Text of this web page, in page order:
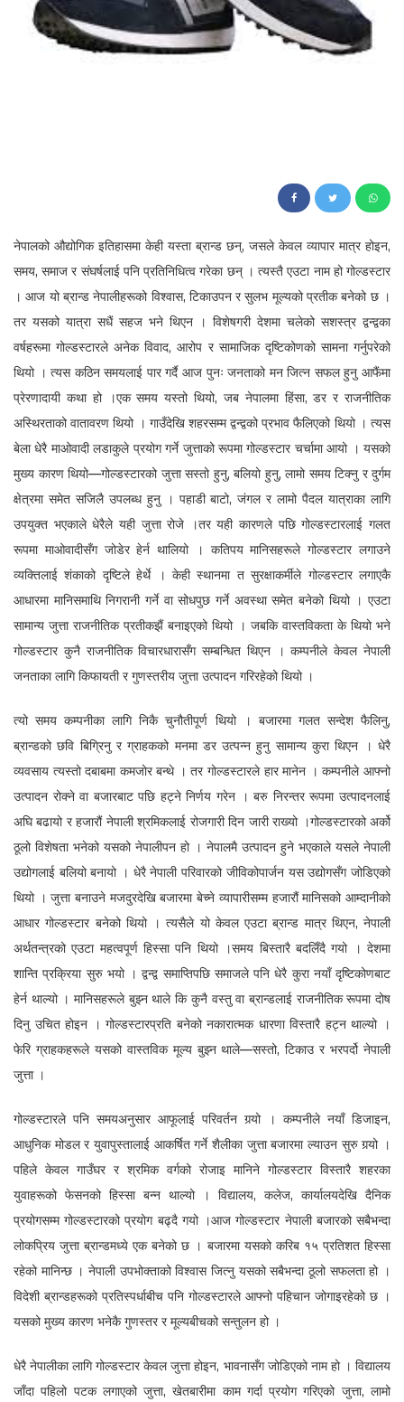
नेपालको औद्योगिक इतिहासमा केही यस्ता ब्रान्ड छन्, जसले केवल व्यापार मात्र होइन,
समय, समाज र संघर्षलाई पनि प्रतिनिधित्व गरेका छन् । त्यस्तै एउटा नाम हो गोल्डस्टार
। आज यो ब्रान्ड नेपालीहरूको विश्वास, टिकाउपन र सुलभ मूल्यको प्रतीक बनेको छ ।
तर यसको यात्रा सधैं सहज भने थिएन । विशेषगरी देशमा चलेको सशस्त्र द्वन्द्वका
वर्षहरूमा गोल्डस्टारले अनेक विवाद, आरोप र सामाजिक दृष्टिकोणको सामना गर्नुपरेको
थियो । त्यस कठिन समयलाई पार गर्दै आज पुनः जनताको मन जित्न सफल हुनु आफैंमा
प्रेरणादायी कथा हो ।एक समय यस्तो थियो, जब नेपालमा हिंसा, डर र राजनीतिक
अस्थिरताको वातावरण थियो । गाउँदेखि शहरसम्म द्वन्द्वको प्रभाव फैलिएको थियो । त्यस
बेला धेरै माओवादी लडाकुले प्रयोग गर्ने जुत्ताको रूपमा गोल्डस्टार चर्चामा आयो । यसको
मुख्य कारण थियो—गोल्डस्टारको जुत्ता सस्तो हुनु, बलियो हुनु, लामो समय टिक्नु र दुर्गम
क्षेत्रमा समेत सजिलै उपलब्ध हुनु । पहाडी बाटो, जंगल र लामो पैदल यात्राका लागि
उपयुक्त भएकाले धेरैले यही जुत्ता रोजे ।तर यही कारणले पछि गोल्डस्टारलाई गलत
रूपमा माओवादीसँग जोडेर हेर्न थालियो । कतिपय मानिसहरूले गोल्डस्टार लगाउने
व्यक्तिलाई शंकाको दृष्टिले हेर्थे । केही स्थानमा त सुरक्षाकर्मीले गोल्डस्टार लगाएकै
आधारमा मानिसमाथि निगरानी गर्ने वा सोधपुछ गर्ने अवस्था समेत बनेको थियो । एउटा
सामान्य जुत्ता राजनीतिक प्रतीकझैं बनाइएको थियो । जबकि वास्तविकता के थियो भने
गोल्डस्टार कुनै राजनीतिक विचारधारासँग सम्बन्धित थिएन । कम्पनीले केवल नेपाली
जनताका लागि किफायती र गुणस्तरीय जुत्ता उत्पादन गरिरहेको थियो ।
त्यो समय कम्पनीका लागि निकै चुनौतीपूर्ण थियो । बजारमा गलत सन्देश फैलिनु,
ब्रान्डको छवि बिग्रिनु र ग्राहकको मनमा डर उत्पन्न हुनु सामान्य कुरा थिएन । धेरै
व्यवसाय त्यस्तो दबाबमा कमजोर बन्थे । तर गोल्डस्टारले हार मानेन । कम्पनीले आफ्नो
उत्पादन रोक्ने वा बजारबाट पछि हट्ने निर्णय गरेन । बरु निरन्तर रूपमा उत्पादनलाई
अघि बढायो र हजारौं नेपाली श्रमिकलाई रोजगारी दिन जारी राख्यो ।गोल्डस्टारको अर्को
ठूलो विशेषता भनेको यसको नेपालीपन हो । नेपालमै उत्पादन हुने भएकाले यसले नेपाली
उद्योगलाई बलियो बनायो । धेरै नेपाली परिवारको जीविकोपार्जन यस उद्योगसँग जोडिएको
थियो । जुत्ता बनाउने मजदुरदेखि बजारमा बेच्ने व्यापारीसम्म हजारौं मानिसको आम्दानीको
आधार गोल्डस्टार बनेको थियो । त्यसैले यो केवल एउटा ब्रान्ड मात्र थिएन, नेपाली
अर्थतन्त्रको एउटा महत्वपूर्ण हिस्सा पनि थियो ।समय बिस्तारै बदलिँदै गयो । देशमा
शान्ति प्रक्रिया सुरु भयो । द्वन्द्व समाप्तिपछि समाजले पनि धेरै कुरा नयाँ दृष्टिकोणबाट
हेर्न थाल्यो । मानिसहरूले बुझ्न थाले कि कुनै वस्तु वा ब्रान्डलाई राजनीतिक रूपमा दोष
दिनु उचित होइन । गोल्डस्टारप्रति बनेको नकारात्मक धारणा विस्तारै हट्न थाल्यो ।
फेरि ग्राहकहरूले यसको वास्तविक मूल्य बुझ्न थाले—सस्तो, टिकाउ र भरपर्दो नेपाली
जुत्ता ।
गोल्डस्टारले पनि समयअनुसार आफूलाई परिवर्तन गर्‍यो । कम्पनीले नयाँ डिजाइन,
आधुनिक मोडल र युवापुस्तालाई आकर्षित गर्ने शैलीका जुत्ता बजारमा ल्याउन सुरु गर्‍यो ।
पहिले केवल गाउँघर र श्रमिक वर्गको रोजाइ मानिने गोल्डस्टार विस्तारै शहरका
युवाहरूको फेसनको हिस्सा बन्न थाल्यो । विद्यालय, कलेज, कार्यालयदेखि दैनिक
प्रयोगसम्म गोल्डस्टारको प्रयोग बढ्दै गयो ।आज गोल्डस्टार नेपाली बजारको सबैभन्दा
लोकप्रिय जुत्ता ब्रान्डमध्ये एक बनेको छ । बजारमा यसको करिब १५ प्रतिशत हिस्सा
रहेको मानिन्छ । नेपाली उपभोक्ताको विश्वास जित्नु यसको सबैभन्दा ठूलो सफलता हो ।
विदेशी ब्रान्डहरूको प्रतिस्पर्धाबीच पनि गोल्डस्टारले आफ्नो पहिचान जोगाइरहेको छ ।
यसको मुख्य कारण भनेकै गुणस्तर र मूल्यबीचको सन्तुलन हो ।
धेरै नेपालीका लागि गोल्डस्टार केवल जुत्ता होइन, भावनासँग जोडिएको नाम हो । विद्यालय
जाँदा पहिलो पटक लगाएको जुत्ता, खेतबारीमा काम गर्दा प्रयोग गरिएको जुत्ता, लामो